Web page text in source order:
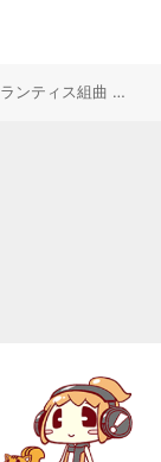
ランティス15周年記念、「ランティス組曲 2014」の試聴動画が公開に！